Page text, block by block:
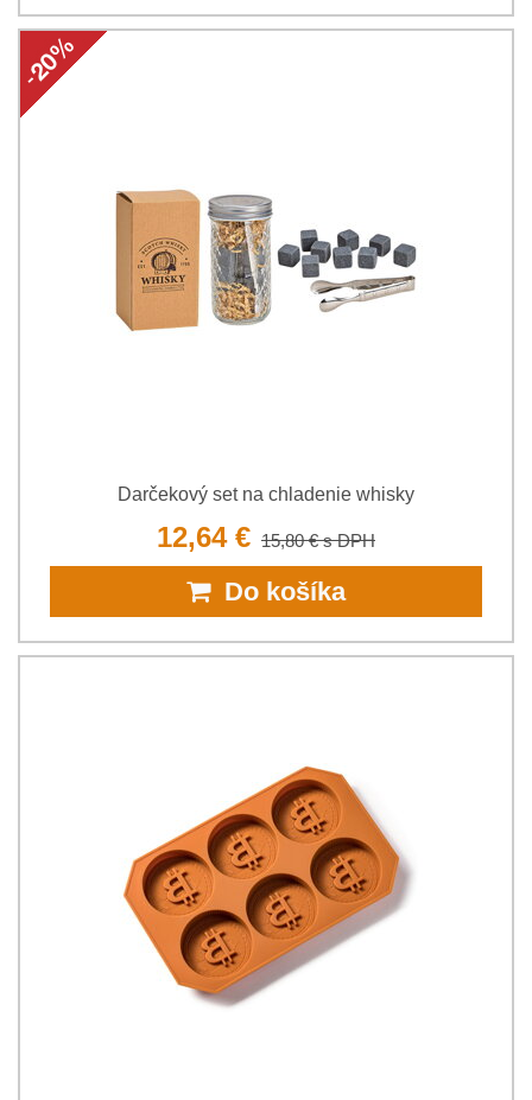
Darčekový set na chladenie whisky
12,64 € 15,80 €s DPH
Do košíka